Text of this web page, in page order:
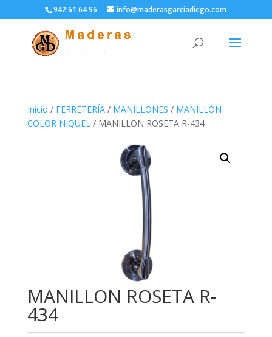
942 61 64 96 info@maderasgarciadiego.com
Inicio / FERRETERÍA/ MANILLONES / MANILLÓN
COLOR NIQUEL/ MANILLON ROSETA R-434
MANILLON ROSETA R-
434